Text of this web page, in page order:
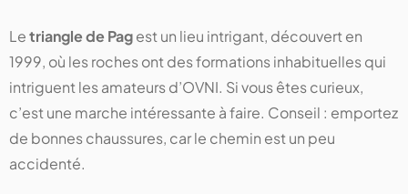
Letriangle de Pagest un lieu intrigant, découvert en
1999, où les roches ont des formations inhabituelles qui
intriguent les amateurs d’OVNI. Si vous êtes curieux,
c’est une marche intéressante à faire. Conseil : emportez
de bonnes chaussures, car le chemin est un peu
accidenté.